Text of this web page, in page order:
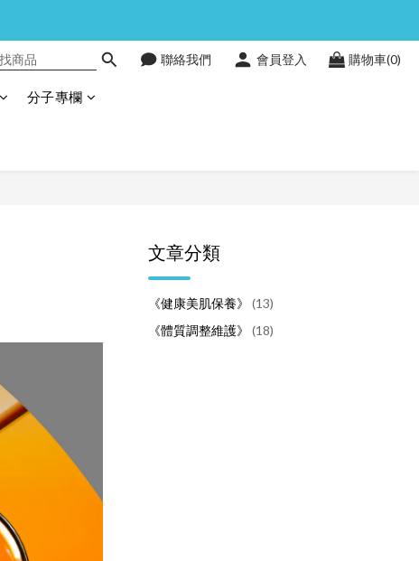
聯絡我們 會員登入 購物車(0)
分子專欄
文章分類
《健康美肌保養》 (13)
《體質調整維護》 (18)